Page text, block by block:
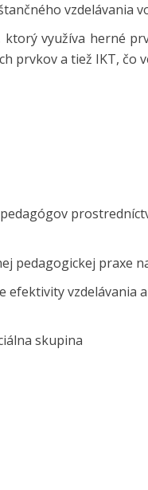
vzdelávania
využíva herné
a tiež IKT, čo
pedagogickej praxe
vzdelávania
skupina